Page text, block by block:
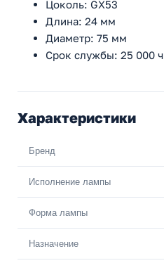
Цоколь: GX53
Длина: 24 мм
Диаметр: 75 мм
Срок службы: 25 000 ч
Характеристики
Бренд
Исполнение лампы
Форма лампы
Назначение